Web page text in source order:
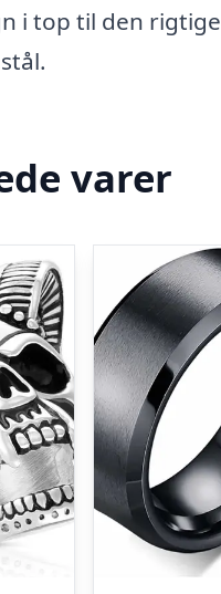
i top til den rigtige
varer